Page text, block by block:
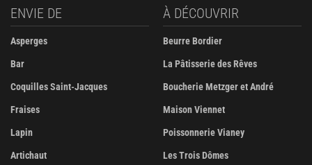
ENVIE DE
Asperges
Bar
Coquilles Saint-Jacques
Fraises
Lapin
Artichaut
À DÉCOUVRIR
Beurre Bordier
La Pâtisserie des Rêves
Boucherie Metzger et André
Maison Viennet
Poissonnerie Vianey
Les Trois Dômes